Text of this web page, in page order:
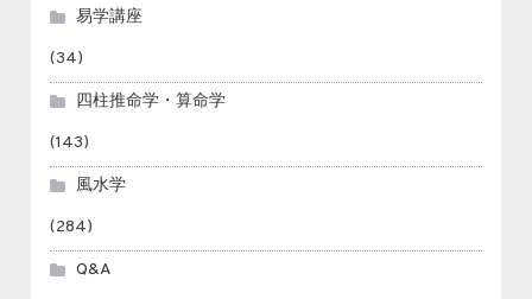
易学講座
(34)
四柱推命学・算命学
(143)
風水学
(284)
Q&A